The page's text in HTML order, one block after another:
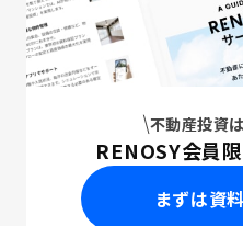
不動産投資
RENOSY会員
まずは資